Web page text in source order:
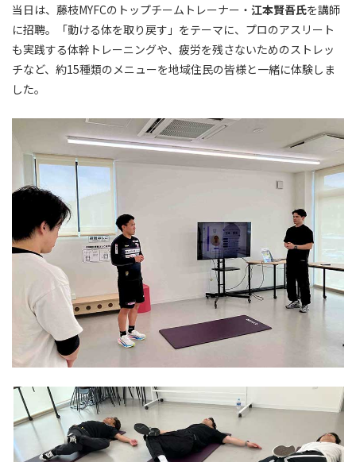
当日は、藤枝MYFCのトップチームトレーナー・ 江本賢吾氏を講師
に招聘。「動ける体を取り戻す」をテーマに、プロのアスリート
も実践する体幹トレーニングや、疲労を残さないためのストレッ
チなど、約15種類のメニューを地域住民の皆様と一緒に体験しま
した。